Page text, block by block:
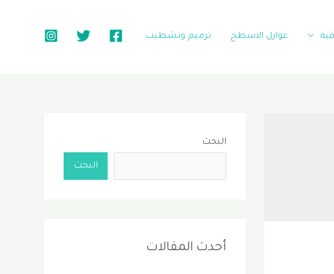
عوازل الاسطح ترميم وتشطيب
البحث
البحث
أحدث المقالات